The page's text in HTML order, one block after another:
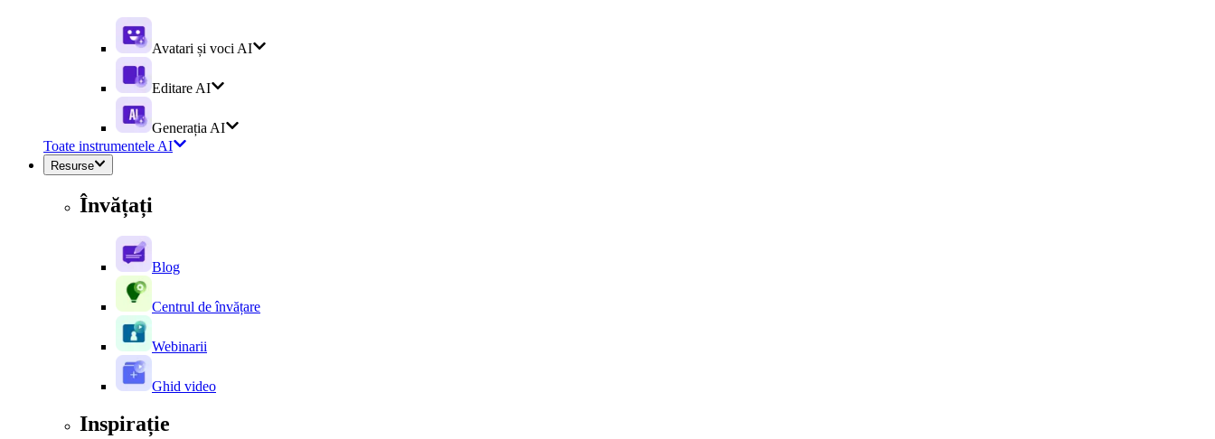
Avatari și voci AI
Editare AI
Generația AI
Toate instrumentele AI
Resurse
Învățați
Blog
Centrul de învățare
Webinarii
Ghid video
Inspirație